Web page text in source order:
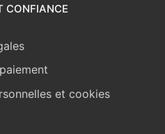
CONFIANCE
et cookies